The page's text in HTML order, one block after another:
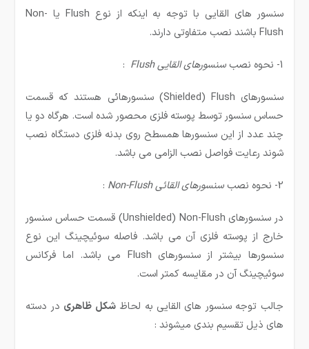
سنسور های القایی با توجه به اینکه از نوع Flush یا Non-
Flush باشند نصب متفاوتی دارند.
1- نحوه نصب سنسورهای القاییFlush
:
سنسورهای Shielded) Flush) سنسورهائی هستند که قسمت
حساس سنسور توسط پوسته فلزی محصور شده است. هرگاه دو یا
چند عدد از این سنسورها همسطح روی بدنه فلزی دستگاه نصب
شوند رعایت فواصل نصب الزامی می باشد.
2- نحوه نصب سنسورهای القائیNon-Flush
:
در سنسورهای Unshielded) Non-Flush) قسمت حساس سنسور
خارج از پوسته فلزی آن می باشد. فاصله سوئیچینگ این نوع
سنسورها بیشتر از سنسورهای Flush می باشد. اما فرکانس
سوئیچینگ آن در مقایسه کمتر است.
جالب توجه سنسور های القایی به لحاظشكل ظاهری در دسته
های ذیل تقسیم بندی میشوند :